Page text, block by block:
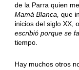
de la Parra quien
Mamá Blanca, que
inicios del siglo XX,
escribió porque se
tiempo.
Hay muchos otros